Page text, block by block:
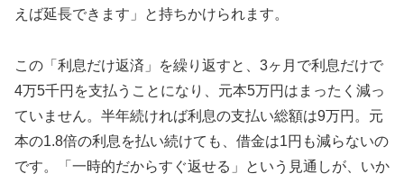
えば延長できます」と持ちかけられます。
この「利息だけ返済」を繰り返すと、3ヶ月で利息だけで
4万5千円を支払うことになり、元本5万円はまったく減っ
ていません。半年続ければ利息の支払い総額は9万円。元
本の1.8倍の利息を払い続けても、借金は1円も減らないの
です。「一時的だからすぐ返せる」という見通しが、いか